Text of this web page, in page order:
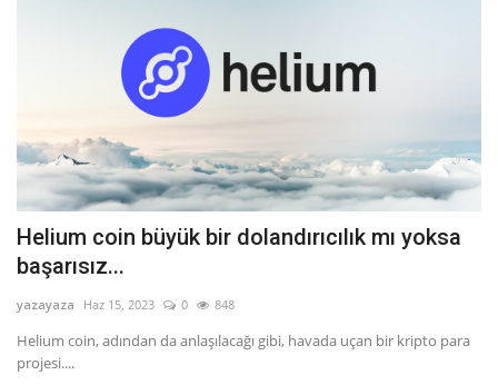
Helium coin büyük bir dolandırıcılık mı yoksa
başarısız...
yazayaza Haz 15, 2023 0 848
Helium coin, adından da anlaşılacağı gibi, havada uçan bir kripto para
projesi....